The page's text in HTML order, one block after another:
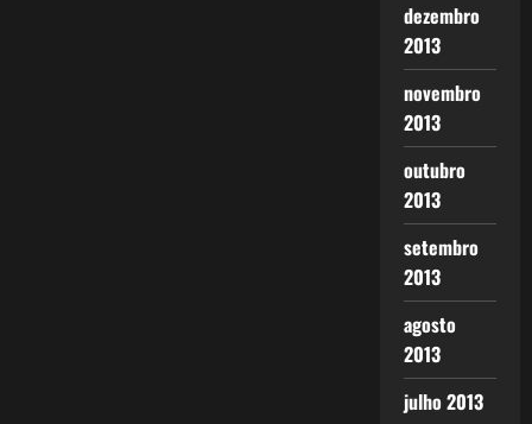
dezembro
2013
novembro
2013
outubro
2013
setembro
2013
agosto
2013
julho 2013